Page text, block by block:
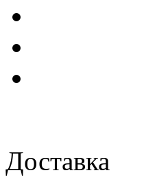
Доставка